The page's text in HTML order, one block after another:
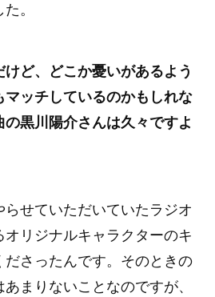
。
ど、どこか憂いがあるよう
ッチしているのかもしれな
黒川陽介さんは久々ですよ
せていただいていたラジオ
リジナルキャラクターのキ
ださったんです。そのときの
まりないことなのですが、